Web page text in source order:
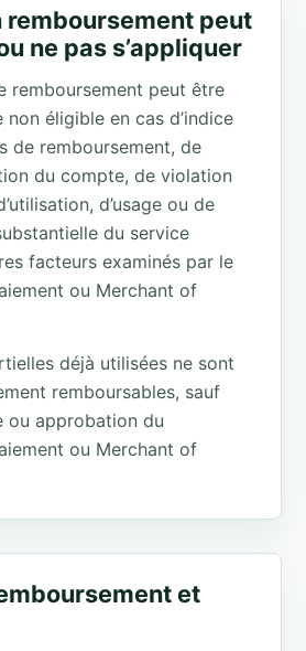
remboursement peut
ne pas s’appliquer
remboursement peut être
non éligible en cas d’indice
de remboursement, de
du compte, de violation
d’usage ou de
du service
facteurs examinés par le
ou Merchant of
déjà utilisées ne sont
remboursables, sauf
ou approbation du
ou Merchant of
et